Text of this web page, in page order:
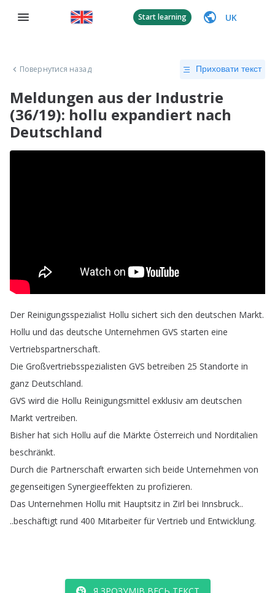
Start learning UK
Повернутися назад Приховати текст
Meldungen aus der Industrie
(36/19): hollu expandiert nach
Deutschland
Der Reinigungsspezialist Hollu sichert sich den deutschen Markt.
Hollu und das deutsche Unternehmen GVS starten eine
Vertriebspartnerschaft.
Die Großvertriebsspezialisten GVS betreiben 25 Standorte in
ganz Deutschland.
GVS wird die Hollu Reinigungsmittel exklusiv am deutschen
Markt vertreiben.
Bisher hat sich Hollu auf die Märkte Österreich und Norditalien
beschränkt.
Durch die Partnerschaft erwarten sich beide Unternehmen von
gegenseitigen Synergieeffekten zu profizieren.
Das Unternehmen Hollu mit Hauptsitz in Zirl bei Innsbruck..
..beschäftigt rund 400 Mitarbeiter für Vertrieb und Entwicklung.